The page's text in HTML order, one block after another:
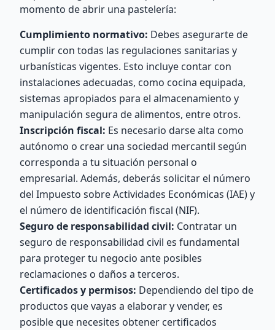
momento de abrir una pastelería:
Cumplimiento normativo: Debes asegurarte de
cumplir con todas las regulaciones sanitarias y
urbanísticas vigentes. Esto incluye contar con
instalaciones adecuadas, como cocina equipada,
sistemas apropiados para el almacenamiento y
manipulación segura de alimentos, entre otros.
Inscripción fiscal: Es necesario darse alta como
autónomo o crear una sociedad mercantil según
corresponda a tu situación personal o
empresarial. Además, deberás solicitar el número
del Impuesto sobre Actividades Económicas (IAE) y
el número de identificación fiscal (NIF).
Seguro de responsabilidad civil: Contratar un
seguro de responsabilidad civil es fundamental
para proteger tu negocio ante posibles
reclamaciones o daños a terceros.
Certificados y permisos: Dependiendo del tipo de
productos que vayas a elaborar y vender, es
posible que necesites obtener certificados